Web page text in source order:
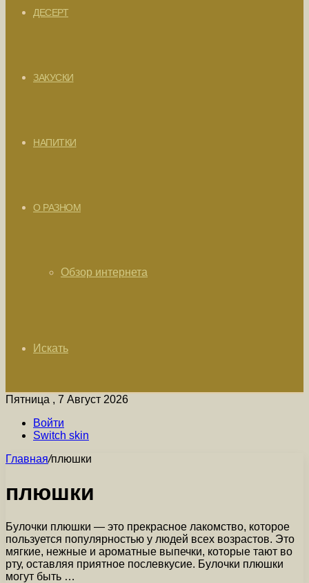
ДЕСЕРТ
ЗАКУСКИ
НАПИТКИ
О РАЗНОМ
Обзор интернета
Искать
Пятница , 7 Август 2026
Войти
Switch skin
Главная/плюшки
плюшки
Булочки плюшки — это прекрасное лакомство, которое
пользуется популярностью у людей всех возрастов. Это
мягкие, нежные и ароматные выпечки, которые тают во
рту, оставляя приятное послевкусие. Булочки плюшки
могут быть …